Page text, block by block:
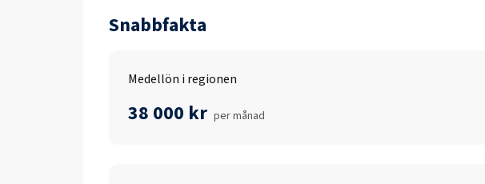
Snabbfakta
Medellön i regionen
38 000 kr per månad